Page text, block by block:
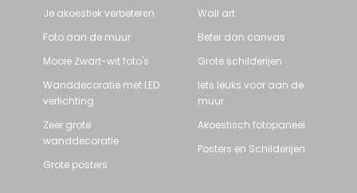
Je akoestiek verbeteren
Foto aan de muur
Mooie Zwart-wit foto's
Wanddecoratie met LED
verlichting
Zeer grote
wanddecoratie
Grote posters
Wall art
Beter dan canvas
Grote schilderijen
Iets leuks voor aan de
muur
Akoestisch fotopaneel
Posters en Schilderijen